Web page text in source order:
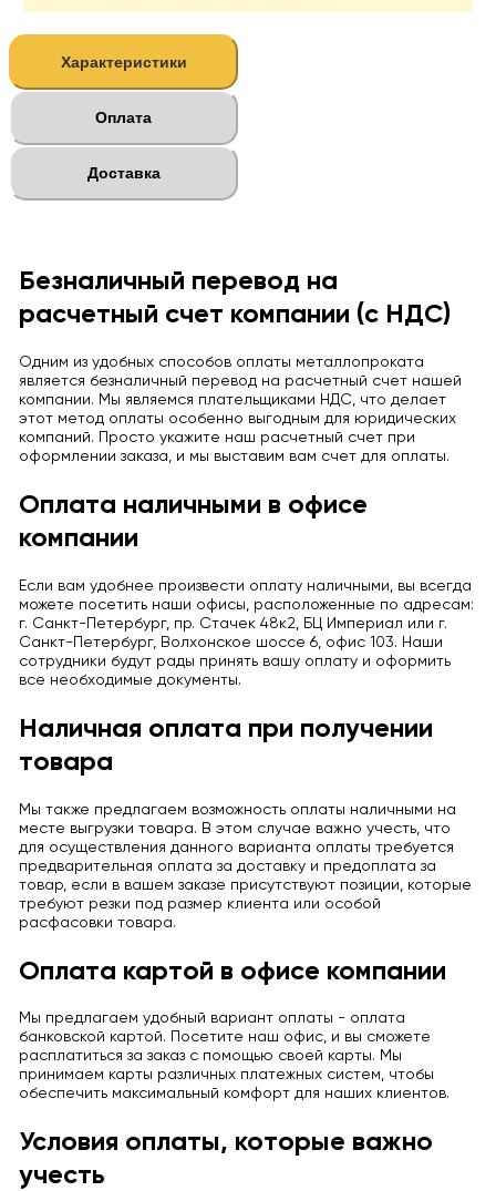
Характеристики
Оплата
Доставка
Безналичный перевод на
расчетный счет компании (с НДС)
Одним из удобных способов оплаты металлопроката
является безналичный перевод на расчетный счет нашей
компании. Мы являемся плательщиками НДС, что делает
этот метод оплаты особенно выгодным для юридических
компаний. Просто укажите наш расчетный счет при
оформлении заказа, и мы выставим вам счет для оплаты.
Оплата наличными в офисе
компании
Если вам удобнее произвести оплату наличными, вы всегда
можете посетить наши офисы, расположенные по адресам:
г. Санкт-Петербург, пр. Стачек 48к2, БЦ Империал или г.
Санкт-Петербург, Волхонское шоссе 6, офис 103. Наши
сотрудники будут рады принять вашу оплату и оформить
все необходимые документы.
Наличная оплата при получении
товара
Мы также предлагаем возможность оплаты наличными на
месте выгрузки товара. В этом случае важно учесть, что
для осуществления данного варианта оплаты требуется
предварительная оплата за доставку и предоплата за
товар, если в вашем заказе присутствуют позиции, которые
требуют резки под размер клиента или особой
расфасовки товара.
Оплата картой в офисе компании
Мы предлагаем удобный вариант оплаты - оплата
банковской картой. Посетите наш офис, и вы сможете
расплатиться за заказ с помощью своей карты. Мы
принимаем карты различных платежных систем, чтобы
обеспечить максимальный комфорт для наших клиентов.
Условия оплаты, которые важно
учесть